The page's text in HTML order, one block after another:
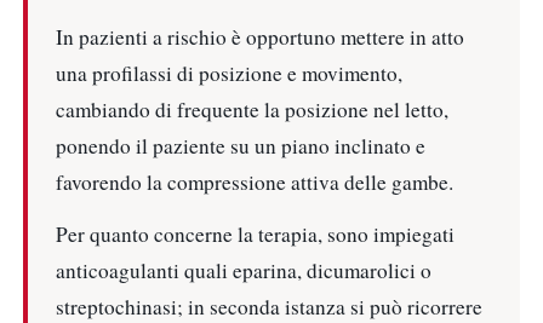
In pazienti a rischio è opportuno mettere in atto
una profilassi di posizione e movimento,
cambiando di frequente la posizione nel letto,
ponendo il paziente su un piano inclinato e
favorendo la compressione attiva delle gambe.
Per quanto concerne la terapia, sono impiegati
anticoagulanti quali eparina, dicumarolici o
streptochinasi; in seconda istanza si può ricorrere